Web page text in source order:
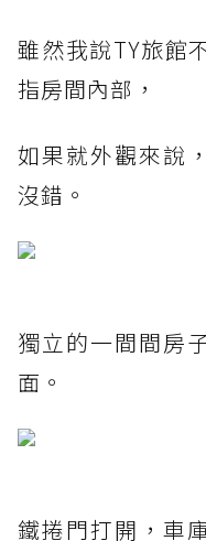
雖然我說TY旅館
指房間內部，
如果就外觀來說
沒錯。
獨立的一間間房
面。
鐵捲門打開，車